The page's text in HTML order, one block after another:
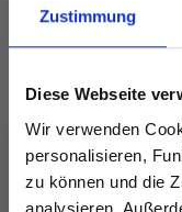
Zustimmung
Diese Webseite
Wir verwenden
personalisieren,
zu können und die
analysieren.
EUR